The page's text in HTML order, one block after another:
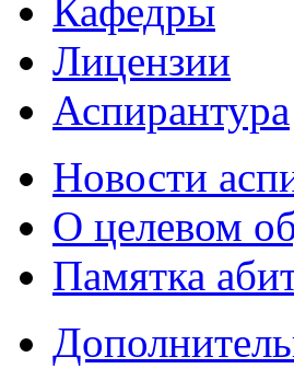
Кафедры
Лицензии
Аспирантура
Новости
О целевом
Памятка